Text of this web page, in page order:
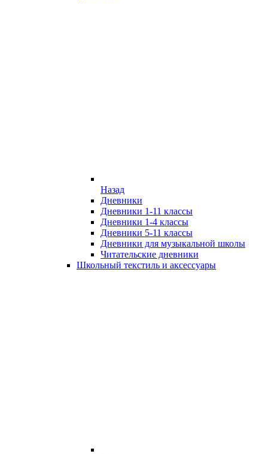
Назад
Дневники
Дневники 1-11 классы
Дневники 1-4 классы
Дневники 5-11 классы
Дневники для музыкальной школы
Читательские дневники
Школьный текстиль и аксессуары